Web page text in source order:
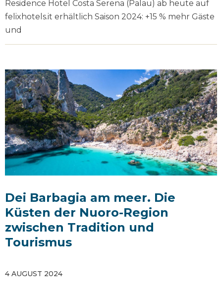
Residence Hotel Costa Serena (Palau) ab heute auf
felixhotels.it erhältlich Saison 2024: +15 % mehr Gäste
und
Dei Barbagia am meer. Die
Küsten der Nuoro-Region
zwischen Tradition und
Tourismus
4 AUGUST 2024